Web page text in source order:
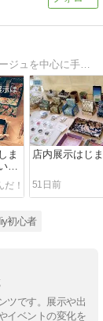
カルトナージュが好き、手芸が好き。カルトナージュを中心に手作り市などに出ています。かわいいって気に入ってもらえる作品を作りたいです。よろしければ見てください！
ま
ま
店内展示はじ
51日前
初心者
ツです。展示や出
イベントの変化を